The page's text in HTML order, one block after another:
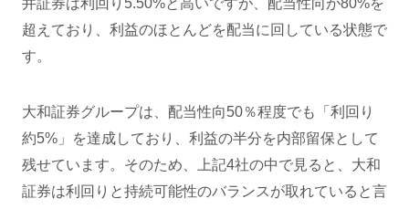
井証券は利回り5.50%と高いですが、配当性向が80%を
超えており、利益のほとんどを配当に回している状態で
す。
大和証券グループは、配当性向50％程度でも「利回り
約5%」を達成しており、利益の半分を内部留保として
残せています。そのため、上記4社の中で見ると、大和
証券は利回りと持続可能性のバランスが取れていると言